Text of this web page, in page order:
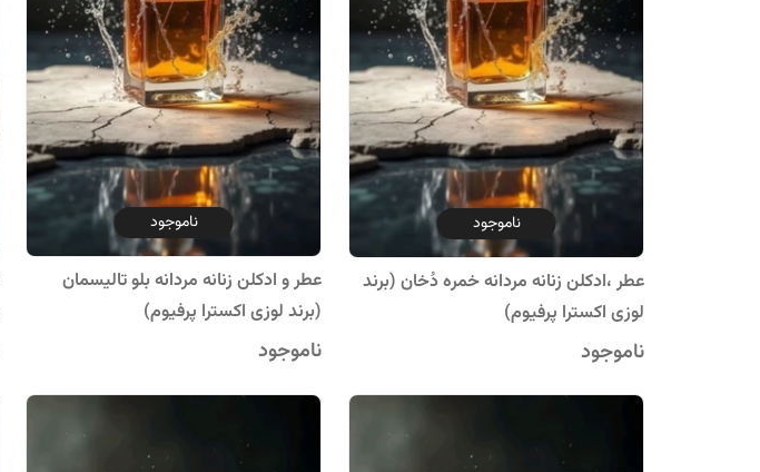
ناموجود
عطر ،ادکلن زنانه مردانه خمره دُخان (برند
لوزی اکسترا پرفیوم)
ناموجود
ناموجود
عطر و ادکلن زنانه مردانه بلو تالیسمان
(برند لوزی اکسترا پرفیوم)
ناموجود